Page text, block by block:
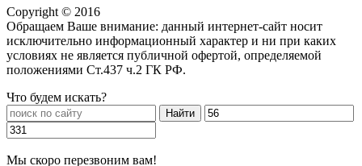
Copyright © 2016
Обращаем Ваше внимание: данный интернет-сайт носит
исключительно информационный характер и ни при каких
условиях не является публичной офертой, определяемой
положениями Ст.437 ч.2 ГК РФ.
Что будем искать?
Мы скоро перезвоним вам!